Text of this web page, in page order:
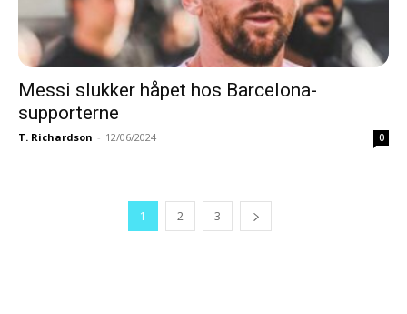
Messi slukker håpet hos Barcelona-
supporterne
T. Richardson - 12/06/2024 0
1 2 3